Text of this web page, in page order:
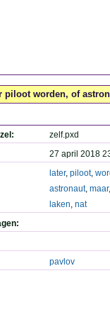
piloot worden, of
zelf.pxd
27 april 2018
later, piloot,
astronaut, maar
laken, nat
pavlov